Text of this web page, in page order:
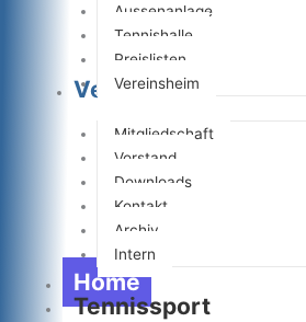
Aussenanlage
Tennishalle
Preislisten
Vereinsheim
Verein
Mitgliedschaft
Vorstand
Downloads
Kontakt
Archiv
Intern
Home
Tennissport